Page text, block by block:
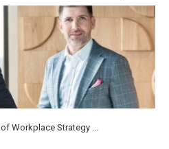
Workplace Strategy ...